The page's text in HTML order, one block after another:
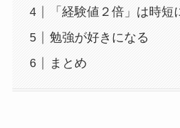
「経験値２倍」は時短
勉強が好きになる
まとめ